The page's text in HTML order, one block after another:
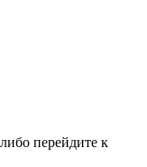
перейдите к